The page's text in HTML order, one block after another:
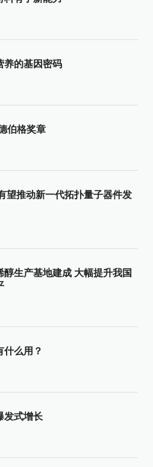
养的基因密码
伯格奖章
望推动新一代拓扑量子器件发
生产基地建成 大幅提升我国
什么用？
发式增长